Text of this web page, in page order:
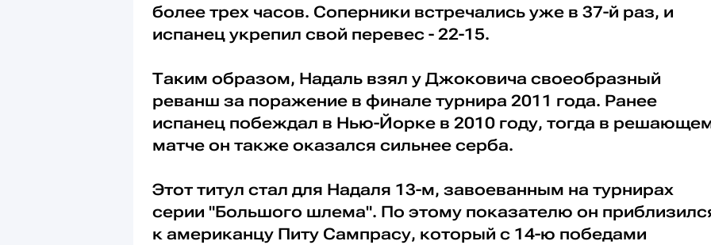
более трех часов. Соперники встречались уже в 37-й раз, и
испанец укрепил свой перевес - 22-15.
Таким образом, Надаль взял у Джоковича своеобразный
реванш за поражение в финале турнира 2011 года. Ранее
испанец побеждал в Нью-Йорке в 2010 году, тогда в
матче он также оказался сильнее серба.
Этот титул стал для Надаля 13-м, завоеванным на турнирах
серии "Большого шлема". По этому показателю он
к американцу Питу Сампрасу, который с 14-ю победами